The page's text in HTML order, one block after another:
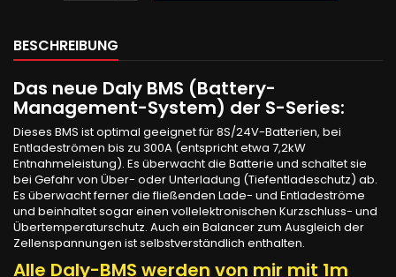
BESCHREIBUNG
Das neue Daly BMS (Battery-
Management-System) der S-Series:
Dieses BMS ist optimal geeignet für 8S/24V-Batterien, bei
Entladeströmen bis zu 300A (entspricht etwa 7,2kW
Entnahmeleistung). Es überwacht die Batterie und schaltet sie
bei Gefahr von Über- oder Unterladung (Tiefentladeschutz) ab.
Es überwacht ferner die fließenden Lade- und Entladeströme
und beinhaltet sogar einen vollelektronischen Kurzschluss- und
Übertemperaturschutz. Auch ein Balancer zum Ausgleich der
Zellenspannungen ist selbstverständlich enthalten.
Alle Daly-BMS werden von mir mit 1m